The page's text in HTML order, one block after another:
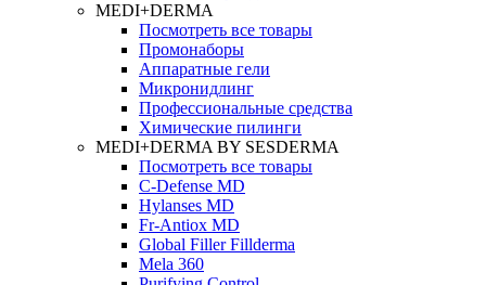
MEDI+DERMA
Посмотреть все товары
Промонаборы
Аппаратные гели
Микронидлинг
Профессиональные средства
Химические пилинги
MEDI+DERMA BY SESDERMA
Посмотреть все товары
C-Defense MD
Hylanses MD
Fr‑Antiox MD
Global Filler Fillderma
Mela 360